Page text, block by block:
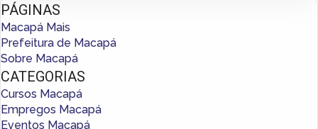
PÁGINAS
Macapá Mais
Prefeitura de Macapá
Sobre Macapá
CATEGORIAS
Cursos Macapá
Empregos Macapá
Eventos Macapá